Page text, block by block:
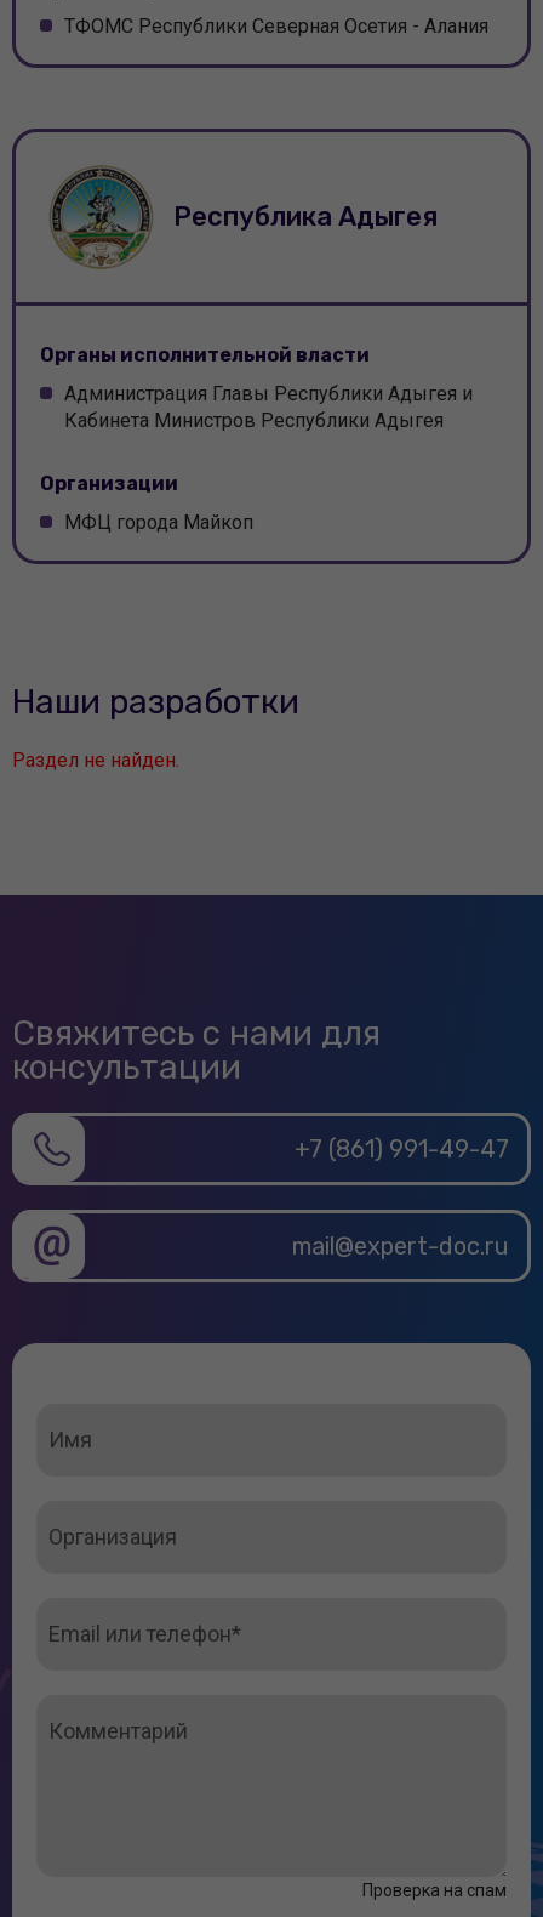
Администрация Кавказского района
Администрация Калининского района
Администрация Каневского района
Администрация Кореновского района
Администрация Красноармейского района
Администрация Курганинского района
Администрация Кущевского района
Администрация Лабинского района
Администрация Новокубанского района
Администрация Отрадненского района
Администрация города Сочи
Администрация Темрюкского района
Администрация Тихорецкого района
Администрация Успенского района
КСП Краснодарского края
ФКР Краснодарского края
ТФОМС Республики Северная Осетия - Алания
Республика Адыгея
Органы исполнительной власти
Администрация Главы Республики Адыгея и
Кабинета Министров Республики Адыгея
Организации
МФЦ города Майкоп
Наши разработки
Раздел не найден.
Свяжитесь с нами для
консультации
+7 (861) 991-49-47
mail@expert-doc.ru
Проверка на спам